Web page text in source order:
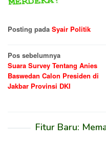
Posting pada Syair Politik
Navigasi
pos
Pos sebelumnya
Suara Survey Tentang Anies
Baswedan Calon Presiden di
Jakbar Provinsi DKI
Fitur Baru: